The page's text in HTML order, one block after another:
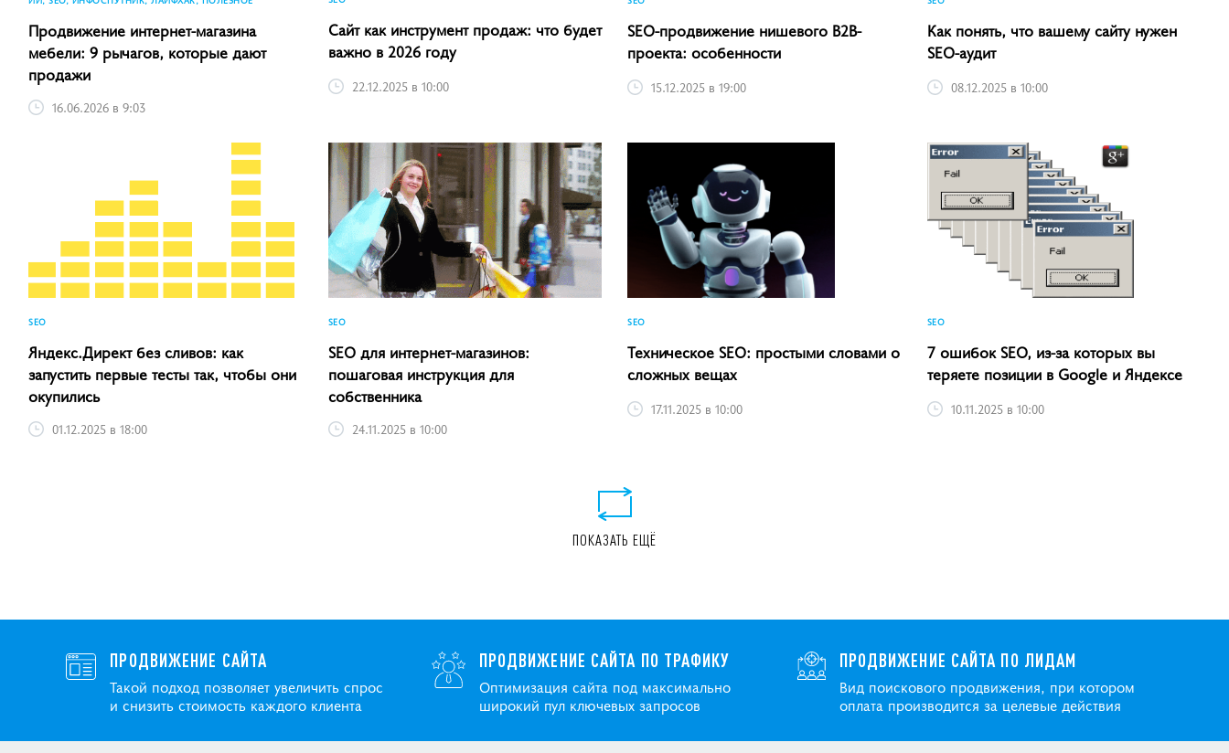
Продвижение интернет-магазина
мебели: 9 рычагов, которые дают
продажи
16.06.2026 в 9:03
Сайт как инструмент продаж: что будет
важно в 2026 году
22.12.2025 в 10:00
SEO-продвижение нишевого B2B-
проекта: особенности
15.12.2025 в 19:00
Как понять, что вашему сайту нужен
SEO-аудит
08.12.2025 в 10:00
SEO
Яндекс.Директ без сливов: как
запустить первые тесты так, чтобы они
окупились
01.12.2025 в 18:00
SEO
SEO для интернет-магазинов:
пошаговая инструкция для
собственника
24.11.2025 в 10:00
SEO
Техническое SEO: простыми словами о
сложных вещах
17.11.2025 в 10:00
SEO
7 ошибок SEO, из-за которых вы
теряете позиции в Google и Яндексе
10.11.2025 в 10:00
ПОКАЗАТЬ ЕЩЁ
ПРОДВИЖЕНИЕ САЙТА
Такой подход позволяет увеличить спрос
и снизить стоимость каждого клиента
ПРОДВИЖЕНИЕ САЙТА ПО ТРАФИКУ
Оптимизация сайта под максимально
широкий пул ключевых запросов
ПРОДВИЖЕНИЕ САЙТА ПО ЛИДАМ
Вид поискового продвижения, при котором
оплата производится за целевые действия